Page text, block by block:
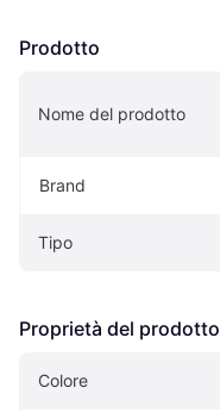
Prodotto
Nome del prodotto
Brand
Tipo
Proprietà del prodotto
Colore